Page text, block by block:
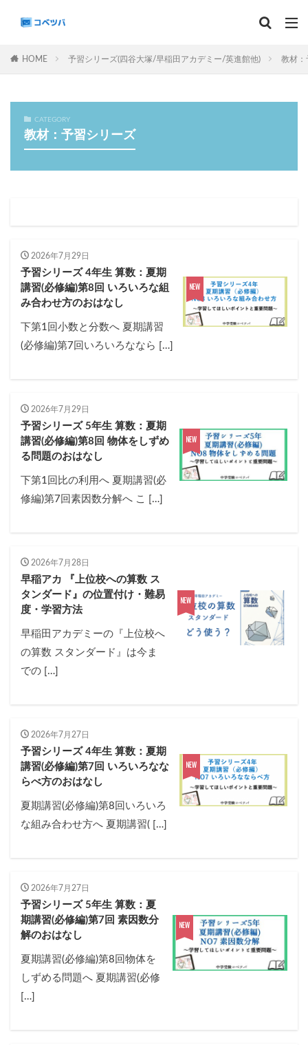
HOME 予習シリーズ(四谷大塚/早稲田アカデミー/英進館他) 教材：
CATEGORY
教材：予習シリーズ
2026年7月29日
予習シリーズ 4年生 算数：夏期
講習(必修編)第8回 いろいろな組
み合わせ方のおはなし
下第1回小数と分数へ 夏期講習
(必修編)第7回いろいろななら […]
2026年7月29日
予習シリーズ 5年生 算数：夏期
講習(必修編)第8回 物体をしずめ
る問題のおはなし
下第1回比の利用へ 夏期講習(必
修編)第7回素因数分解へ こ […]
2026年7月28日
早稲アカ 『上位校への算数 ス
タンダード』の位置付け・難易
度・学習方法
早稲田アカデミーの『上位校へ
の算数 スタンダード』は今ま
での […]
2026年7月27日
予習シリーズ 4年生 算数：夏期
講習(必修編)第7回 いろいろなな
らべ方のおはなし
夏期講習(必修編)第8回いろいろ
な組み合わせ方へ 夏期講習( […]
2026年7月27日
予習シリーズ 5年生 算数：夏
期講習(必修編)第7回 素因数分
解のおはなし
夏期講習(必修編)第8回物体を
しずめる問題へ 夏期講習(必修
[…]
タグ
6年生
解体新書 保存版 学習法記事
学習相談への回答 コベツバradio（音声コンテンツ）
ケアレスミス
SAPIXデイリーチェック
四谷大塚志望校判定テスト 新学年(1月〜2月)
前期(3月〜7月) 後期(9月〜11月)
冬期(12月〜1月) サピックステキスト解説・対策
予習シリーズテキスト解説・対策
検索